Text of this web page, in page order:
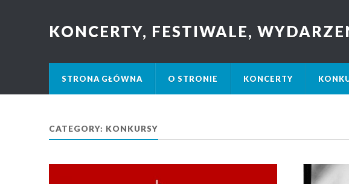
KONCERTY, FESTIWALE,
STRONA GŁÓWNA O STRONIE KONCERTY
CATEGORY: KONKURSY